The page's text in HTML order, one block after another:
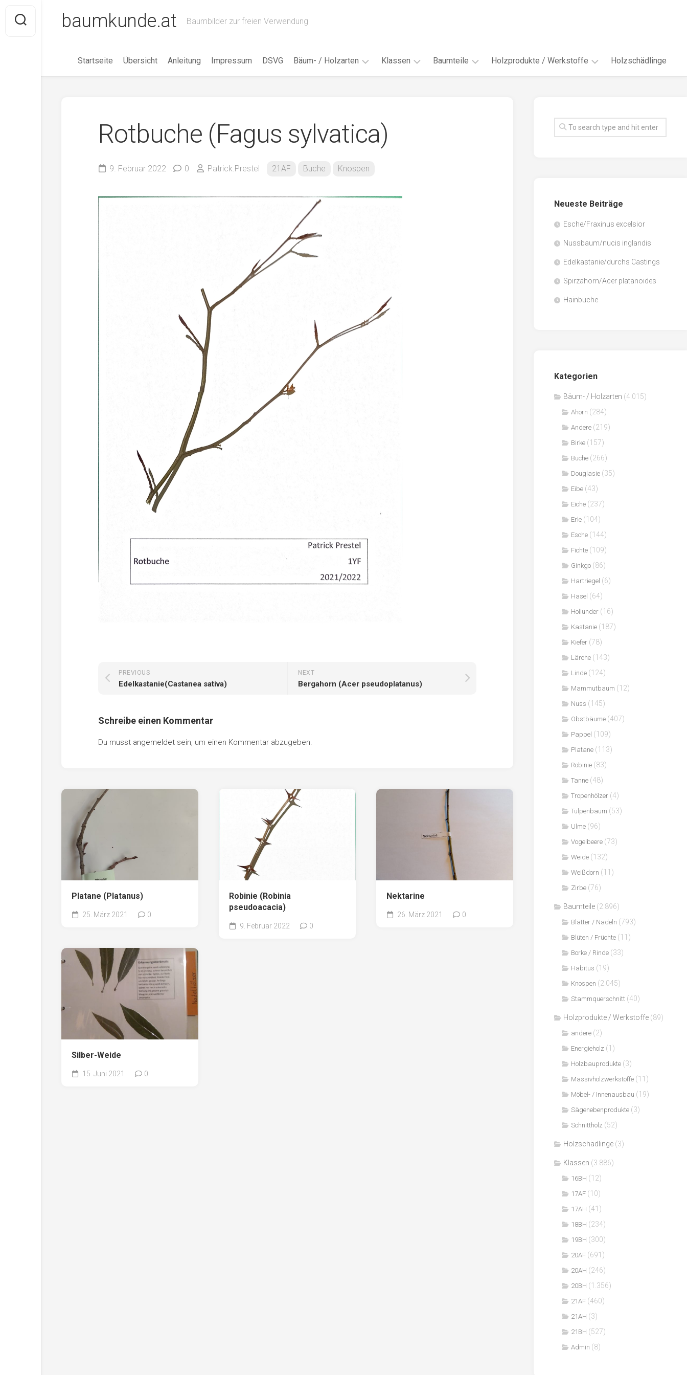
content
baumkunde.at Baumbilder zur freien Verwendung
Startseite Übersicht Anleitung Impressum DSVG Bäum- / Holzarten
Ahorn
Birke
Eibe
Eiche
Erle
Hasel
Hollunder
Kastanie
Ulme
Weide
Klassen
18AH
Admin
Baumteile Holzprodukte / Werkstoffe
Faserwerkstoffe
Sägenebenprodukte
Holzschädlinge
Rotbuche (Fagus sylvatica)
9. Februar 2022 0 Patrick.Prestel 21AF Buche Knospen
NEXT
Bergahorn (Acer pseudoplatanus)
PREVIOUS
Edelkastanie(Castanea sativa)
Schreibe einen Kommentar
Du musst angemeldet sein, um einen Kommentar abzugeben.
Platane (Platanus)
25. März 2021 0
Robinie (Robinia
pseudoacacia)
9. Februar 2022 0
Nektarine
26. März 2021 0
Silber-Weide
15. Juni 2021 0
Neueste Beiträge
Esche/Fraxinus excelsior
Nussbaum/nucis inglandis
Edelkastanie/durchs Castings
Spirzahorn/Acer platanoides
Hainbuche
Kategorien
Bäum- / Holzarten (4.015)
Ahorn (284)
Andere (219)
Birke (157)
Buche (266)
Douglasie (35)
Eibe (43)
Eiche (237)
Erle (104)
Esche (144)
Fichte (109)
Ginkgo (86)
Hartriegel (6)
Hasel (64)
Hollunder (16)
Kastanie (187)
Kiefer (78)
Lärche (143)
Linde (124)
Mammutbaum (12)
Nuss (145)
Obstbäume (407)
Pappel (109)
Platane (113)
Robinie (83)
Tanne (48)
Tropenhölzer (4)
Tulpenbaum (53)
Ulme (96)
Vogelbeere (73)
Weide (132)
Weißdorn (11)
Zirbe (76)
Baumteile (2.896)
Blätter / Nadeln (793)
Blüten / Früchte (11)
Borke / Rinde (33)
Habitus (19)
Knospen (2.045)
Stammquerschnitt (40)
Holzprodukte / Werkstoffe (89)
andere (2)
Energieholz (1)
Holzbauprodukte (3)
Massivholzwerkstoffe (11)
Möbel- / Innenausbau (19)
Sägenebenprodukte (3)
Schnittholz (52)
Holzschädlinge (3)
Klassen (3.886)
16BH (12)
17AF (10)
17AH (41)
18BH (234)
19BH (300)
20AF (691)
20AH (246)
20BH (1.356)
21AF (460)
21AH (3)
21BH (527)
Admin (8)